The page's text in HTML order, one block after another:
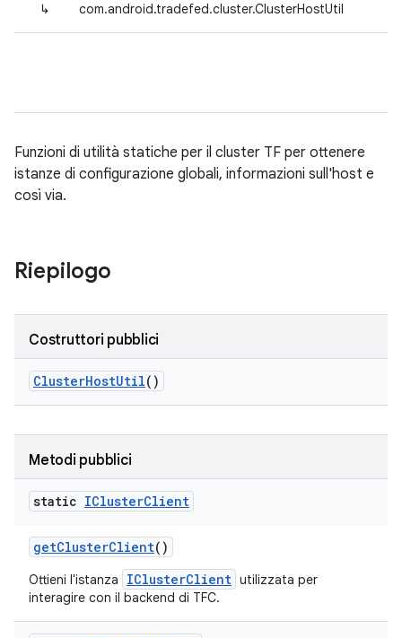
↳ com.android.tradefed.cluster.ClusterHostUtil
Funzioni di utilità statiche per il cluster TF per ottenere
istanze di configurazione globali, informazioni sull'host e
così via.
Riepilogo
Costruttori pubblici
ClusterHostUtil()
Metodi pubblici
static IClusterClient
getClusterClient()
Ottieni l'istanza IClusterClient utilizzata per
interagire con il backend di TFC.